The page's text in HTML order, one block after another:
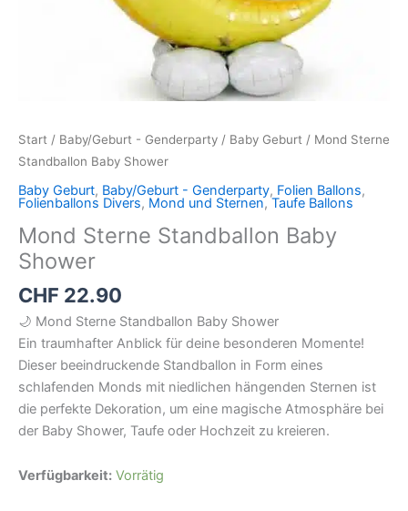
Start / Baby/Geburt - Genderparty / Baby Geburt / Mond Sterne
Standballon Baby Shower
Baby Geburt, Baby/Geburt - Genderparty, Folien Ballons,
Folienballons Divers, Mond und Sternen,Taufe Ballons
Mond Sterne Standballon Baby
Shower
CHF 22.90
🌙 Mond Sterne Standballon Baby Shower
Ein traumhafter Anblick für deine besonderen Momente!
Dieser beeindruckende Standballon in Form eines
schlafenden Monds mit niedlichen hängenden Sternen ist
die perfekte Dekoration, um eine magische Atmosphäre bei
der Baby Shower, Taufe oder Hochzeit zu kreieren.
Verfügbarkeit: Vorrätig